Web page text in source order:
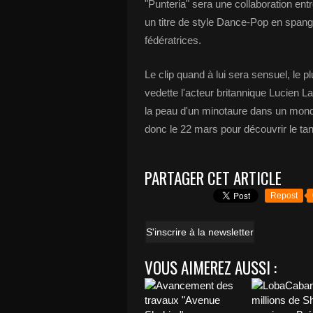
"Punteria" sera une collaboration
un titre de style Dance-Pop en
fédératrices.
Le clip quand à lui sera sensuel, le
vedette l'acteur britannique Lucien
la peau d'un minotaure dans un
donc le 22 mars pour découvrir le
PARTAGER CET ARTICLE
Repost
S'inscrire à la newsletter
VOUS AIMEREZ AUSSI :